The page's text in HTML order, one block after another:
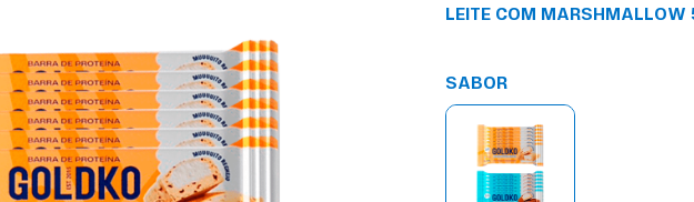
LEITE COM
SABOR